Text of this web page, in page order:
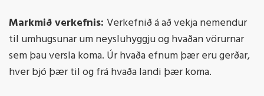
Markmið verkefnis: Verkefnið á að vekja nemendur
til umhugsunar um neysluhyggju og hvaðan vörurnar
sem þau versla koma. Úr hvaða efnum þær eru gerðar,
hver bjó þær til og frá hvaða landi þær koma.